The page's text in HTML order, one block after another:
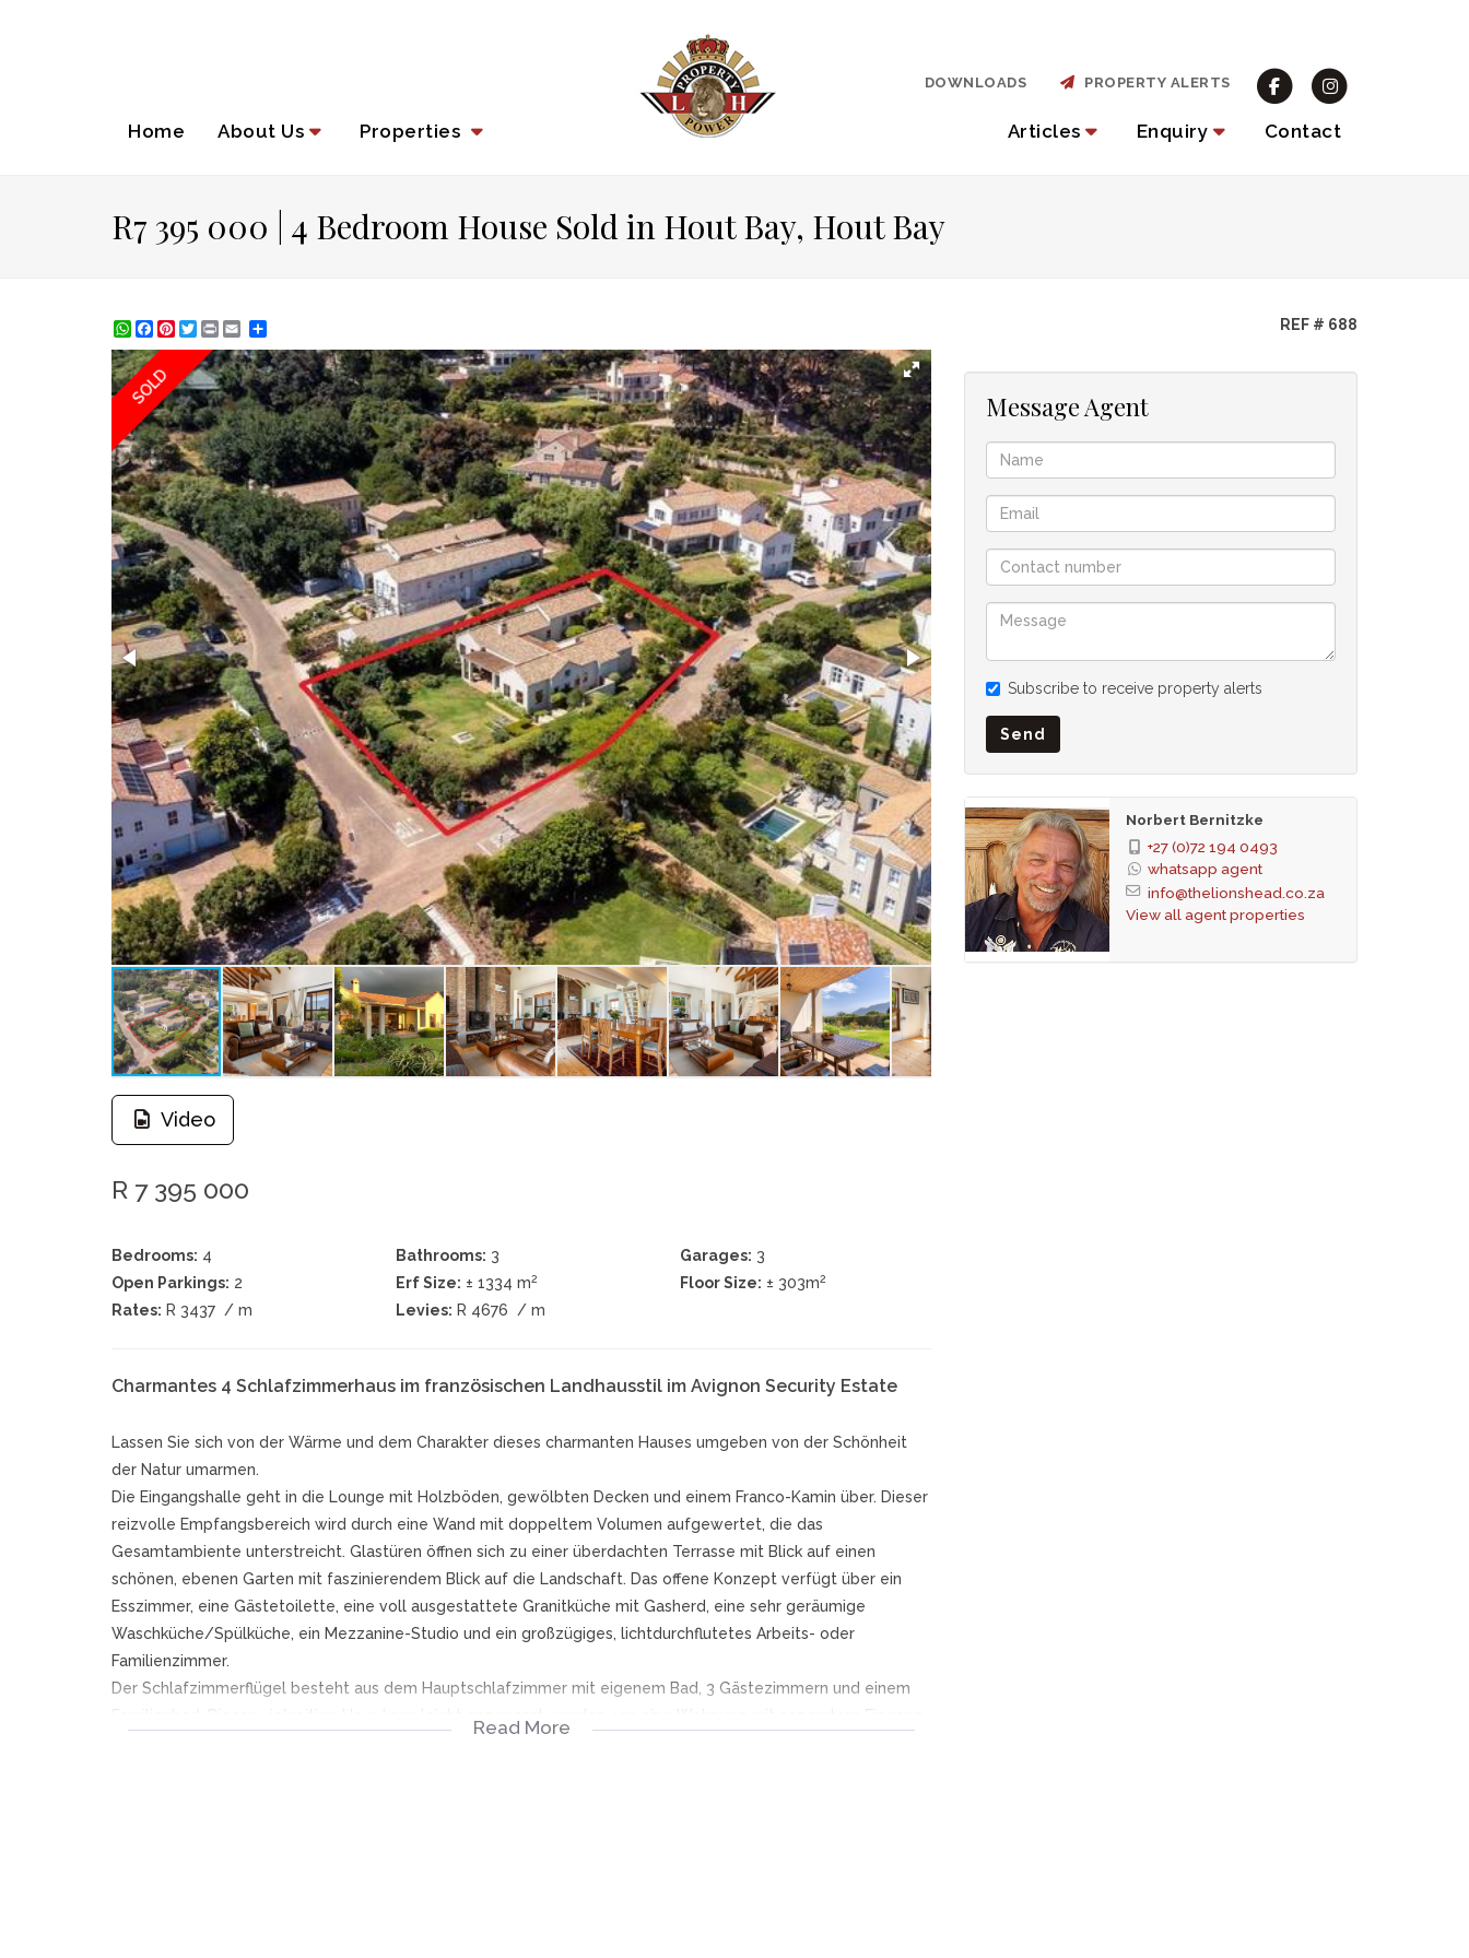
Home About Us Properties Articles Enquiry Contact
DOWNLOADS PROPERTY ALERTS
R7 395 000 | 4 Bedroom House Sold in Hout Bay, Hout Bay
WhatsApp
Facebook
Pinterest
Twitter
Print REF # 688
SOLD
Video
R 7 395 000
Bedrooms: 4 Bathrooms: 3 Garages: 3
Open Parkings: 2 Erf Size: ± 1334 m2 Floor Size: ± 303m2
Rates: R 3437 / m Levies: R 4676 / m
Charmantes 4 Schlafzimmerhaus im französischen Landhausstil im Avignon Security Estate
Lassen Sie sich von der Wärme und dem Charakter dieses charmanten Hauses umgeben von der Schönheit
der Natur umarmen.
Die Eingangshalle geht in die Lounge mit Holzböden, gewölbten Decken und einem Franco-Kamin über. Dieser
reizvolle Empfangsbereich wird durch eine Wand mit doppeltem Volumen aufgewertet, die das
Gesamtambiente unterstreicht. Glastüren öffnen sich zu einer überdachten Terrasse mit Blick auf einen
schönen, ebenen Garten mit faszinierendem Blick auf die Landschaft. Das offene Konzept verfügt über ein
Esszimmer, eine Gästetoilette, eine voll ausgestattete Granitküche mit Gasherd, eine sehr geräumige
Waschküche/Spülküche, ein Mezzanine-Studio und ein großzügiges, lichtdurchflutetes Arbeits- oder
Familienzimmer.
Der Schlafzimmerflügel besteht aus dem Hauptschlafzimmer mit eigenem Bad, 3 Gästezimmern und einem
Read More
Message Agent
Subscribe to receive property alerts
Send
Norbert Bernitzke
+27 (0)72 194 0493
whatsapp agent
info@thelionshead.co.za
View all agent properties